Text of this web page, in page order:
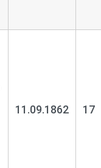
11.09.1862 17